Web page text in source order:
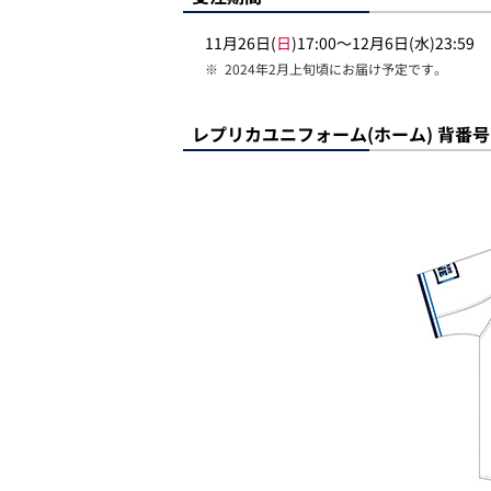
11月26日(日)17:00～12月6日(水)23:59
※ 2024年2月上旬頃にお届け予定です。
レプリカユニフォーム(ホーム) 背番